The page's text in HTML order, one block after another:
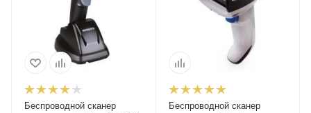
Беспроводной сканер
Беспроводной сканер